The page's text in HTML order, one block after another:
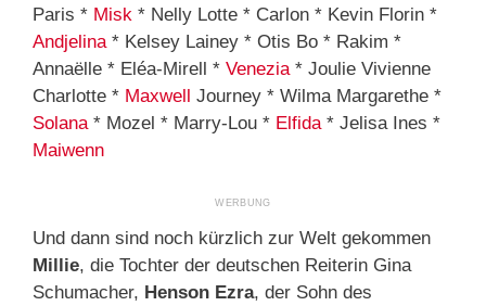
Paris * Misk * Nelly Lotte * Carlon * Kevin Florin *
Andjelina* Kelsey Lainey * Otis Bo * Rakim *
Annaëlle * Eléa-Mirell * Venezia* Joulie Vivienne
Charlotte * Maxwell Journey * Wilma Margarethe *
Solana* Mozel * Marry-Lou * Elfida* Jelisa Ines *
Maiwenn
Und dann sind noch kürzlich zur Welt gekommen
Millie, die Tochter der deutschen Reiterin Gina
Schumacher, Henson Ezra, der Sohn des